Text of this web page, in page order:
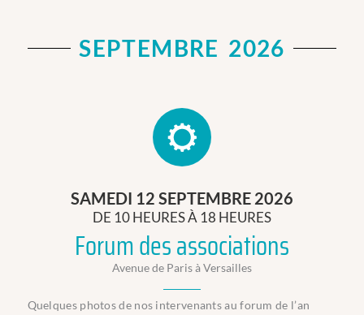
SEPTEMBRE 2026
SAMEDI 12 SEPTEMBRE 2026
DE 10 HEURES À 18 HEURES
Forum des associations
Avenue de Paris à Versailles
Quelques photos de nos intervenants au forum de l’an